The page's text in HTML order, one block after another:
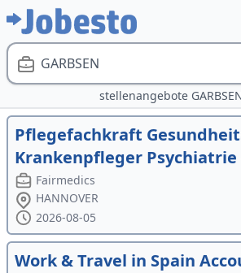
GARBSEN
stellenangebote
Pflegefachkraft
Krankenpfleger Psychiatrie
Fairmedics
HANNOVER
2026-08-05
Work & Travel in Spain